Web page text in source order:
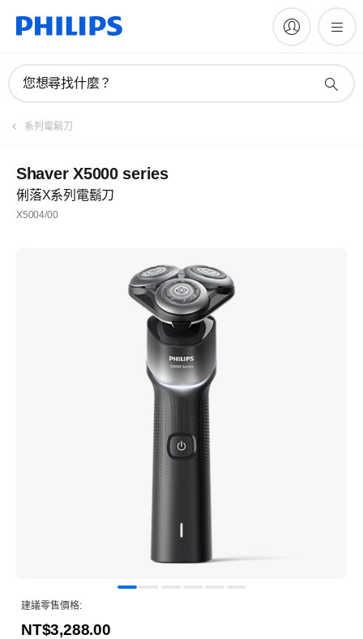
您想尋找什麼？
系列電鬍刀
Shaver X5000 series
俐落X系列電鬍刀
X5004/00
建議零售價格:
NT$3,288.00